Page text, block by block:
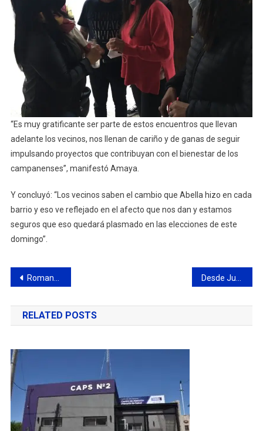
“Es muy gratificante ser parte de estos encuentros que llevan
adelante los vecinos, nos llenan de cariño y de ganas de seguir
impulsando proyectos que contribuyan con el bienestar de los
campanenses”, manifestó Amaya.
Y concluyó: “Los vecinos saben el cambio que Abella hizo en cada
barrio y eso ve reflejado en el afecto que nos dan y estamos
seguros que eso quedará plasmado en las elecciones de este
domingo”.
Navegación
de
entradas
Romano: “somos la principal opción para terminar con la indiferencia y el abandono de esta gestión” Desde Juntos brindaron recomendaciones sobre cómo cerrar el sobre de votación
RELATED POSTS